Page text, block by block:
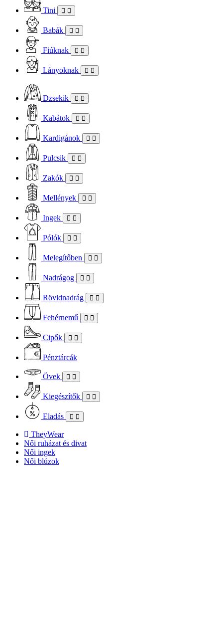
Tini
Babák
Fiúknak
Lányoknak
Dzsekik
Kabátok
Kardigánok
Pulcsik
Zakók
Mellények
Ingek
Pólók
Melegítőben
Nadrágog
Rövidnadrág
Fehérnemű
Cipők
Pénztárcák
Övek
Kiegészítők
Eladás
TheyWear
Női ruházat és divat
Női ingek
Női blúzok